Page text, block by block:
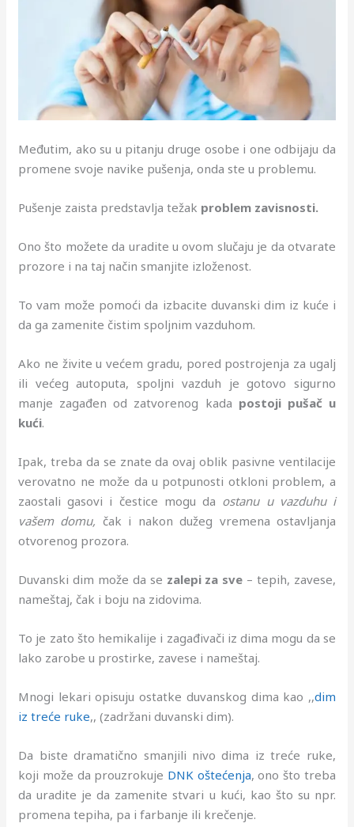
Međutim, ako su u pitanju druge osobe i one odbijaju da
promene svoje navike pušenja, onda ste u problemu.
Pušenje zaista predstavlja težak problem zavisnosti.
Ono što možete da uradite u ovom slučaju je da otvarate
prozore i na taj način smanjite izloženost.
To vam može pomoći da izbacite duvanski dim iz kuće i
da ga zamenite čistim spoljnim vazduhom.
Ako ne živite u većem gradu, pored postrojenja za ugalj
ili većeg autoputa, spoljni vazduh je gotovo sigurno
manje zagađen od zatvorenog kada postoji pušač u
kući.
Ipak, treba da se znate da ovaj oblik pasivne ventilacije
verovatno ne može da u potpunosti otkloni problem, a
zaostali gasovi i čestice mogu da ostanu u vazduhu i
vašem domu, čak i nakon dužeg vremena ostavljanja
otvorenog prozora.
Duvanski dim može da se zalepi za sve – tepih, zavese,
nameštaj, čak i boju na zidovima.
To je zato što hemikalije i zagađivači iz dima mogu da se
lako zarobe u prostirke, zavese i nameštaj.
Mnogi lekari opisuju ostatke duvanskog dima kao ,,dim
iz treće ruke,, (zadržani duvanski dim).
Da biste dramatično smanjili nivo dima iz treće ruke,
koji može da prouzrokuje DNK oštećenja, ono što treba
da uradite je da zamenite stvari u kući, kao što su npr.
promena tepiha, pa i farbanje ili krečenje.